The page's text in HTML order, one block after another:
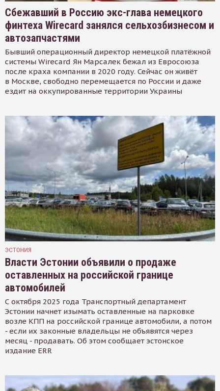
Сбежавший в Россию экс-глава немецкого
финтеха Wirecard занялся сельхозбизнесом и
автозапчастями
Бывший операционный директор немецкой платёжной
системы Wirecard Ян Марсалек бежал из Евросоюза
после краха компании в 2020 году. Сейчас он живёт
в Москве, свободно перемещается по России и даже
ездит на оккупированные территории Украины
ЭСТОНИЯ
Власти Эстонии объявили о продаже
оставленных на российской границе
автомобилей
С октября 2025 года Транспортный департамент
Эстонии начнет изымать оставленные на парковке
возле КПП на российской границе автомобили, а потом
- если их законные владельцы не объявятся через
месяц - продавать. Об этом сообщает эстонское
издание ERR